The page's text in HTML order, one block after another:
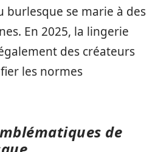
burlesque se marie à des
En 2025, la lingerie
des créateurs
les normes
de